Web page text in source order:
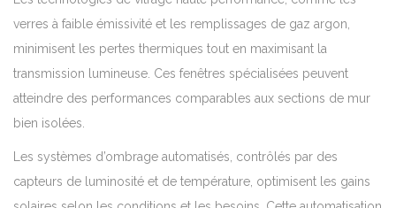
verres à faible émissivité et les remplissages de gaz argon,
minimisent les pertes thermiques tout en maximisant la
transmission lumineuse. Ces fenêtres spécialisées peuvent
atteindre des performances comparables aux sections de mur
bien isolées.
Les systèmes d’ombrage automatisés, contrôlés par des
capteurs de luminosité et de température, optimisent les gains